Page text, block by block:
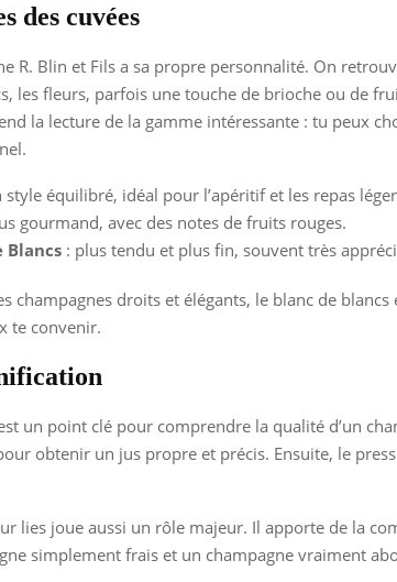
des cuvées
R. Blin et Fils a sa propre personnalité. On
les fleurs, parfois une touche de brioche ou de
la lecture de la gamme intéressante : tu peux
style équilibré, idéal pour l’apéritif et les repas
gourmand, avec des notes de fruits rouges.
Blancs : plus tendu et plus fin, souvent très
champagnes droits et élégants, le blanc de
te convenir.
un point clé pour comprendre la qualité d’un
obtenir un jus propre et précis. Ensuite, le
lies joue aussi un rôle majeur. Il apporte de la
simplement frais et un champagne vraiment